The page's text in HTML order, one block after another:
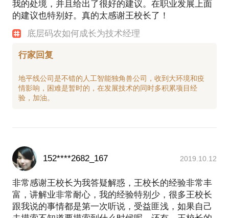
我的处境，并且给出了很好的建议。在职业发展上面
的建议也特别好。真的太感谢王校长了！
底层码农如何成长为技术经理
行家回复
地平线公司是不错的人工智能独角兽公司，收到大环境和疫
情影响，困难是暂时的，在发展技术的同时多积累项目经
152****2682_167 2019.10.12
非常感谢王校长为我答疑解惑，王校长的经验非常丰
富，讲解业非常耐心，我的经验特别少，很多王校长
跟我说的事情都是第一次听说，受益匪浅，如果自己